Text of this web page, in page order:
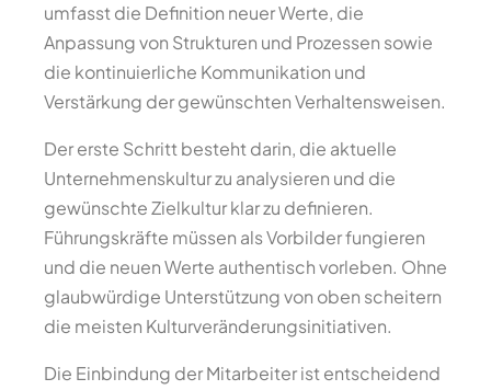
umfasst die Definition neuer Werte, die
Anpassung von Strukturen und Prozessen sowie
die kontinuierliche Kommunikation und
Verstärkung der gewünschten Verhaltensweisen.
Der erste Schritt besteht darin, die aktuelle
Unternehmenskultur zu analysieren und die
gewünschte Zielkultur klar zu definieren.
Führungskräfte müssen als Vorbilder fungieren
und die neuen Werte authentisch vorleben. Ohne
glaubwürdige Unterstützung von oben scheitern
die meisten Kulturveränderungsinitiativen.
Die Einbindung der Mitarbeiter ist entscheidend